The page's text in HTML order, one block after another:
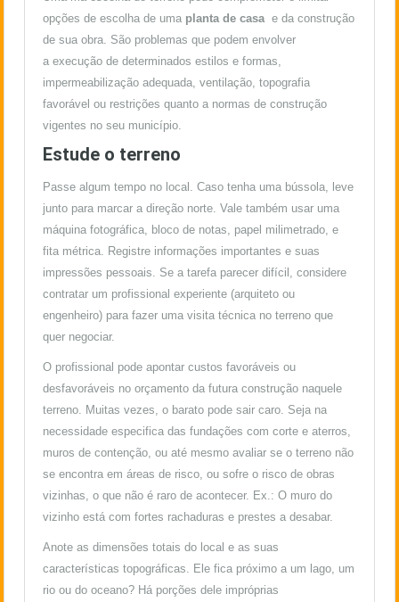
opções de escolha de uma planta de casa e da construção
de sua obra. São problemas que podem envolver
a execução de determinados estilos e formas,
impermeabilização adequada, ventilação, topografia
favorável ou restrições quanto a normas de construção
vigentes no seu município.
Estude o terreno
Passe algum tempo no local. Caso tenha uma bússola, leve
junto para marcar a direção norte. Vale também usar uma
máquina fotográfica, bloco de notas, papel milimetrado, e
fita métrica. Registre informações importantes e suas
impressões pessoais. Se a tarefa parecer difícil, considere
contratar um profissional experiente (arquiteto ou
engenheiro) para fazer uma visita técnica no terreno que
quer negociar.
O profissional pode apontar custos favoráveis ou
desfavoráveis no orçamento da futura construção naquele
terreno. Muitas vezes, o barato pode sair caro. Seja na
necessidade especifica das fundações com corte e aterros,
muros de contenção, ou até mesmo avaliar se o terreno não
se encontra em áreas de risco, ou sofre o risco de obras
vizinhas, o que não é raro de acontecer. Ex.: O muro do
vizinho está com fortes rachaduras e prestes a desabar.
Anote as dimensões totais do local e as suas
características topográficas. Ele fica próximo a um lago, um
rio ou do oceano? Há porções dele impróprias